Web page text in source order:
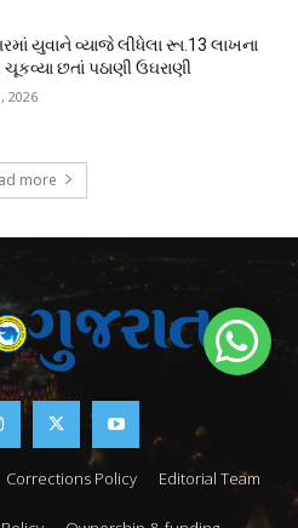
યુવાને વ્યાજે લીધેલા રૂા.13 લાખના
છતાં પઠાણી ઉઘરાણી
2026
more
Corrections Policy Editorial Team